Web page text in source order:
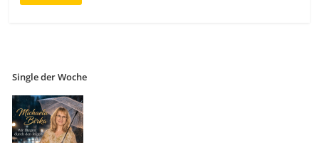
Single der Woche